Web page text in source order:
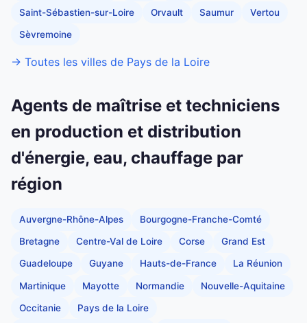
Saint-Sébastien-sur-Loire Orvault Saumur Vertou
Sèvremoine
→ Toutes les villes de Pays de la Loire
Agents de maîtrise et techniciens
en production et distribution
d'énergie, eau, chauffage par
région
Auvergne-Rhône-Alpes Bourgogne-Franche-Comté
Bretagne Centre-Val de Loire Corse Grand Est
Guadeloupe Guyane Hauts-de-France La Réunion
Martinique Mayotte Normandie Nouvelle-Aquitaine
Occitanie Pays de la Loire